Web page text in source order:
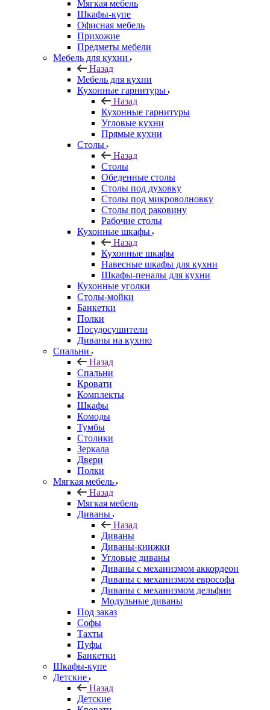
Мягкая мебель
Шкафы-купе
Офисная мебель
Прихожие
Предметы мебели
Мебель для кухни
Назад
Мебель для кухни
Кухонные гарнитуры
Назад
Кухонные гарнитуры
Угловые кухни
Прямые кухни
Столы
Назад
Столы
Обеденные столы
Столы под духовку
Столы под микроволновку
Столы под раковину
Рабочие столы
Кухонные шкафы
Назад
Кухонные шкафы
Навесные шкафы для кухни
Шкафы-пеналы для кухни
Кухонные уголки
Столы-мойки
Банкетки
Полки
Посудосушители
Диваны на кухню
Спальни
Назад
Спальни
Кровати
Комплекты
Шкафы
Комоды
Тумбы
Столики
Зеркала
Двери
Полки
Мягкая мебель
Назад
Мягкая мебель
Диваны
Назад
Диваны
Диваны-книжки
Угловые диваны
Диваны с механизмом аккордеон
Диваны с механизмом еврософа
Диваны с механизмом дельфин
Модульные диваны
Под заказ
Софы
Тахты
Пуфы
Банкетки
Шкафы-купе
Детские
Назад
Детские